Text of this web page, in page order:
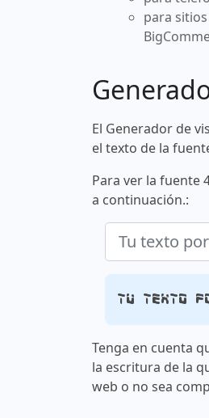
para
El Generador de
el texto de la
Para ver la fuente
a continuación.:
Tu texto
Tenga en cuenta
la escritura de la
web o no sea